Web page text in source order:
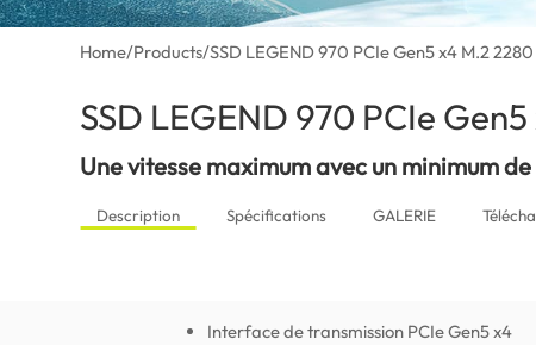
Home/Products/SSD LEGEND 970 PCIe Gen5 x4 M.2 2280
SSD LEGEND 970 PCIe
Une vitesse maximum avec un minimum
Description Spécifications GALERIE
Interface de transmission PCIe Gen5 x4